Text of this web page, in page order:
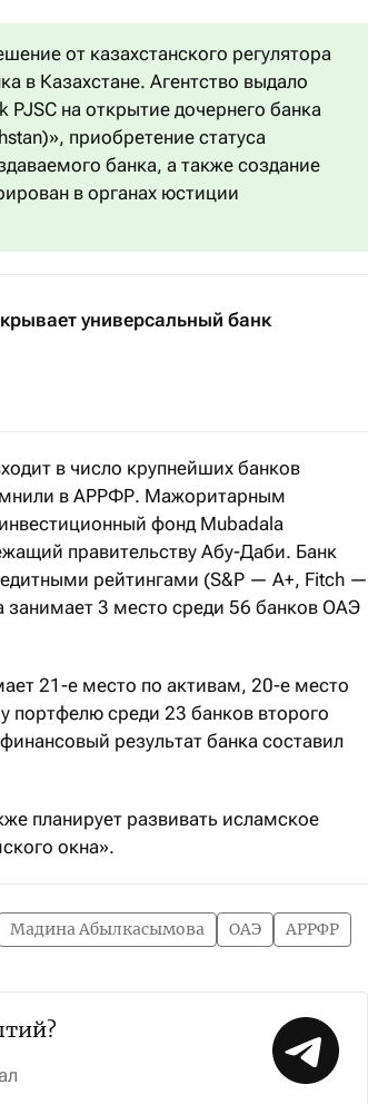
от казахстанского регулятора
в Казахстане. Агентство выдало
на открытие дочернего банка
приобретение статуса
банка, а также создание
в органах юстиции
универсальный банк
в число крупнейших банков
в АРРФР. Мажоритарным
фонд Mubadala
правительству Абу-Даби. Банк
рейтингами (S&P — A+, Fitch —
занимает 3 место среди 56 банков ОАЭ
21-е место по активам, 20-е место
портфелю среди 23 банков второго
результат банка составил
планирует развивать исламское
окна».
Мадина Абылкасымова ОАЭ АРРФР